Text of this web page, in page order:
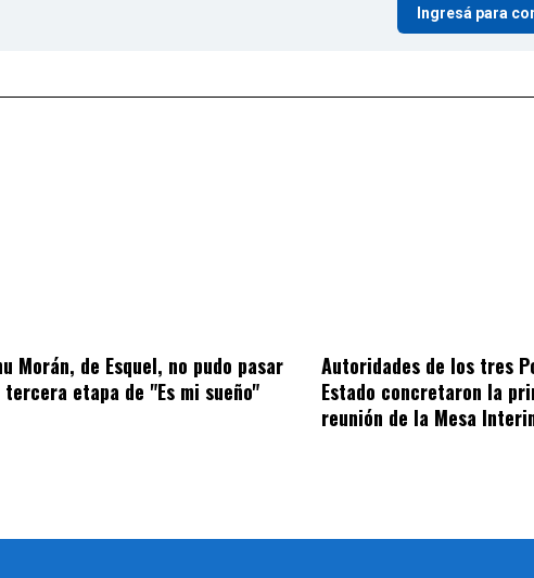
Ingresá para
Morán, de Esquel, no pudo pasar
tercera etapa de "Es mi sueño"
Autoridades de los tres
Estado concretaron la
reunión de la Mesa